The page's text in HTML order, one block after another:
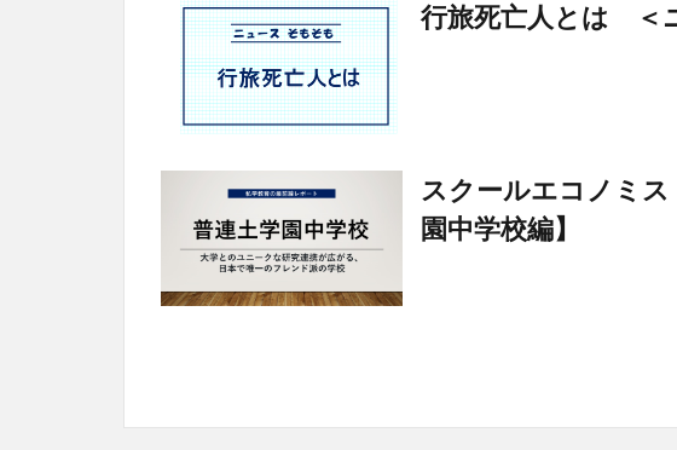
行旅死亡人とは ＜
スクールエコノミ
園中学校編】